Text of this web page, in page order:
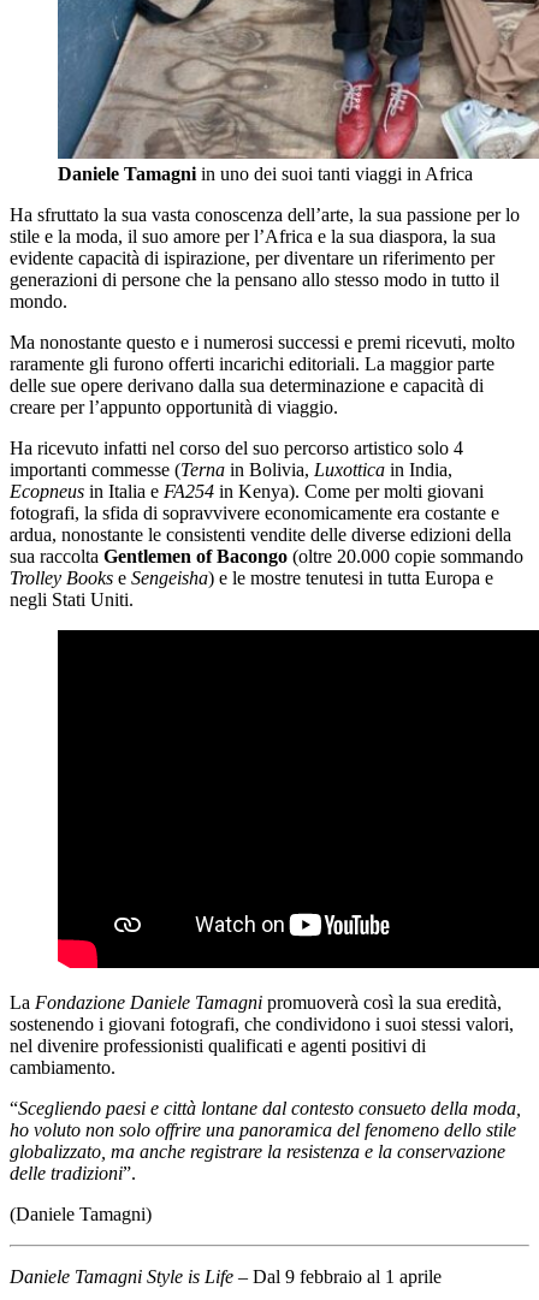
Daniele Tamagni in uno dei suoi tanti viaggi in Africa
Ha sfruttato la sua vasta conoscenza dell’arte, la sua passione per lo
stile e la moda, il suo amore per l’Africa e la sua diaspora, la sua
evidente capacità di ispirazione, per diventare un riferimento per
generazioni di persone che la pensano allo stesso modo in tutto il
mondo.
Ma nonostante questo e i numerosi successi e premi ricevuti, molto
raramente gli furono offerti incarichi editoriali. La maggior parte
delle sue opere derivano dalla sua determinazione e capacità di
creare per l’appunto opportunità di viaggio.
Ha ricevuto infatti nel corso del suo percorso artistico solo 4
importanti commesse (Terna in Bolivia, Luxottica in India,
Ecopneus in Italia e FA254 in Kenya). Come per molti giovani
fotografi, la sfida di sopravvivere economicamente era costante e
ardua, nonostante le consistenti vendite delle diverse edizioni della
sua raccolta Gentlemen of Bacongo (oltre 20.000 copie sommando
Trolley Books e Sengeisha) e le mostre tenutesi in tutta Europa e
negli Stati Uniti.
La Fondazione Daniele Tamagni promuoverà così la sua eredità,
sostenendo i giovani fotografi, che condividono i suoi stessi valori,
nel divenire professionisti qualificati e agenti positivi di
cambiamento.
“Scegliendo paesi e città lontane dal contesto consueto della moda,
ho voluto non solo offrire una panoramica del fenomeno dello stile
globalizzato, ma anche registrare la resistenza e la conservazione
delle tradizioni”.
(Daniele Tamagni)
Daniele Tamagni Style is Life – Dal 9 febbraio al 1 aprile